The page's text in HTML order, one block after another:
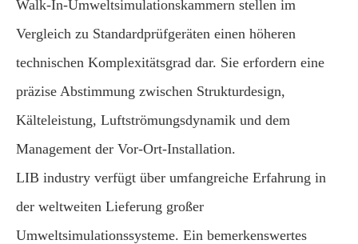
Walk-In-Umweltsimulationskammern stellen im
Vergleich zu Standardprüfgeräten einen höheren
technischen Komplexitätsgrad dar. Sie erfordern eine
präzise Abstimmung zwischen Strukturdesign,
Kälteleistung, Luftströmungsdynamik und dem
Management der Vor-Ort-Installation.
LIB industry verfügt über umfangreiche Erfahrung in
der weltweiten Lieferung großer
Umweltsimulationssysteme. Ein bemerkenswertes